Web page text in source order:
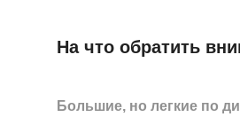
На что обратить
Большие, но легкие по